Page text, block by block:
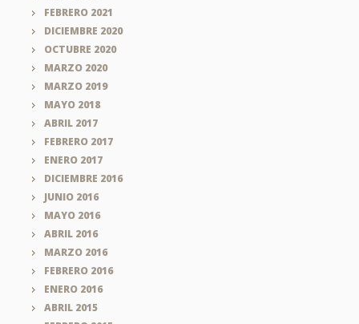
FEBRERO 2021
DICIEMBRE 2020
OCTUBRE 2020
MARZO 2020
MARZO 2019
MAYO 2018
ABRIL 2017
FEBRERO 2017
ENERO 2017
DICIEMBRE 2016
JUNIO 2016
MAYO 2016
ABRIL 2016
MARZO 2016
FEBRERO 2016
ENERO 2016
ABRIL 2015